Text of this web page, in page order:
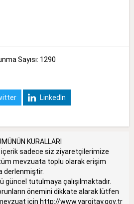
Sayısı: 1290
LinkedIn
KURALLARI
içerik sadece siz ziyaretçilerimize
mevzuata toplu olarak erişim
derlenmiştir.
güncel tutulmaya çalışılmaktadır.
önemini dikkate alarak lütfen
için http://www.yargitay.gov.tr